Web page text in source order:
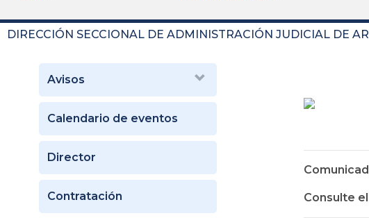
DIRECCIÓN SECCIONAL DE ADMINISTRACIÓN JUDICIAL DE
Avisos
Calendario de eventos
Director
Contratación Consulte